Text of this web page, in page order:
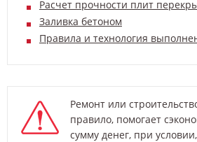
Расчет прочности плит
Заливка бетоном
Правила и технология
Ремонт или
правило, помогает
сумму денег, при